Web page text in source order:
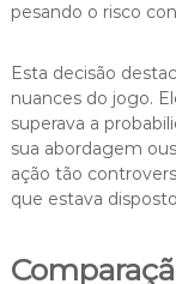
pesando o risco
Esta decisão
nuances do jogo.
superava a
sua abordagem
ação tão
que estava